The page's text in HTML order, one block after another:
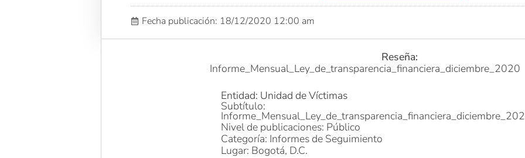
Fecha publicación: 18/12/2020 12:00 am
Reseña:
Informe_Mensual_Ley_de_transparencia_financiera_diciembre_2020
Entidad: Unidad de Víctimas
Subtítulo:
Nivel de publicaciones: Público
Categoría: Informes de Seguimiento
Lugar: Bogotá, D.C.